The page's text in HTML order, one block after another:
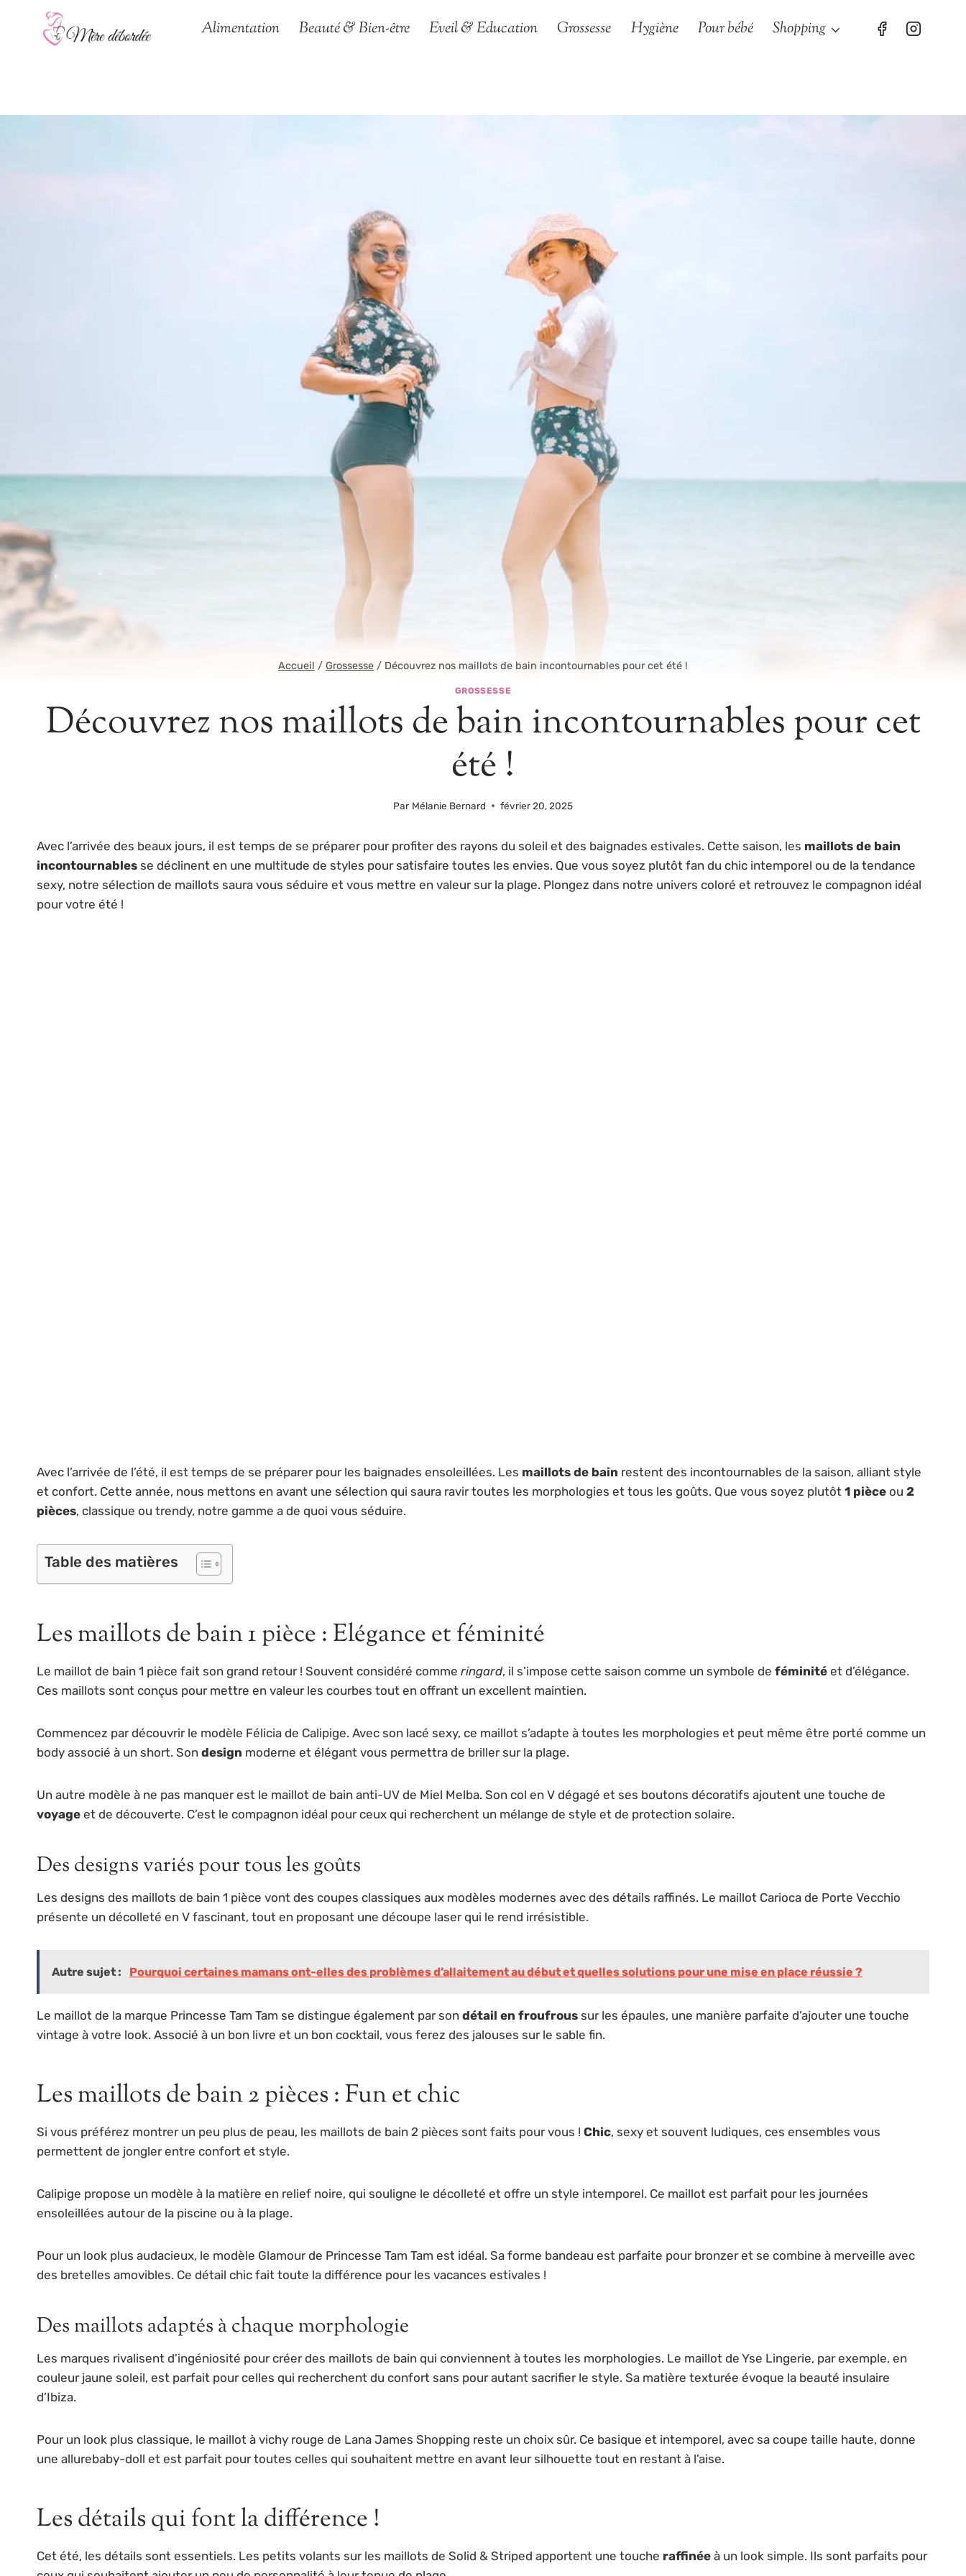
Alimentation Beauté & Bien-être Eveil & Education Grossesse Hygiène Pour bébé Shopping
Accueil / Grossesse / Découvrez nos maillots de bain incontournables pour cet été !
GROSSESSE
Découvrez nos maillots de bain incontournables pour cet
été !
Par Mélanie Bernard février 20, 2025
Avec l’arrivée des beaux jours, il est temps de se préparer pour profiter des rayons du soleil et des baignades estivales. Cette saison, les maillots de bain
incontournables se déclinent en une multitude de styles pour satisfaire toutes les envies. Que vous soyez plutôt fan du chic intemporel ou de la tendance
sexy, notre sélection de maillots saura vous séduire et vous mettre en valeur sur la plage. Plongez dans notre univers coloré et retrouvez le compagnon idéal
pour votre été !
Avec l’arrivée de l’été, il est temps de se préparer pour les baignades ensoleillées. Les maillots de bain restent des incontournables de la saison, alliant style
et confort. Cette année, nous mettons en avant une sélection qui saura ravir toutes les morphologies et tous les goûts. Que vous soyez plutôt 1 pièce ou 2
pièces, classique ou trendy, notre gamme a de quoi vous séduire.
Table des matières
Les maillots de bain 1 pièce : Elégance et féminité
Le maillot de bain 1 pièce fait son grand retour ! Souvent considéré comme ringard, il s’impose cette saison comme un symbole de féminité et d’élégance.
Ces maillots sont conçus pour mettre en valeur les courbes tout en offrant un excellent maintien.
Commencez par découvrir le modèle Félicia de Calipige. Avec son lacé sexy, ce maillot s’adapte à toutes les morphologies et peut même être porté comme un
body associé à un short. Son design moderne et élégant vous permettra de briller sur la plage.
Un autre modèle à ne pas manquer est le maillot de bain anti-UV de Miel Melba. Son col en V dégagé et ses boutons décoratifs ajoutent une touche de
voyage et de découverte. C’est le compagnon idéal pour ceux qui recherchent un mélange de style et de protection solaire.
Des designs variés pour tous les goûts
Les designs des maillots de bain 1 pièce vont des coupes classiques aux modèles modernes avec des détails raffinés. Le maillot Carioca de Porte Vecchio
présente un décolleté en V fascinant, tout en proposant une découpe laser qui le rend irrésistible.
Autre sujet : Pourquoi certaines mamans ont-elles des problèmes d’allaitement au début et quelles solutions pour une mise en place réussie ?
Le maillot de la marque Princesse Tam Tam se distingue également par son détail en froufrous sur les épaules, une manière parfaite d’ajouter une touche
vintage à votre look. Associé à un bon livre et un bon cocktail, vous ferez des jalouses sur le sable fin.
Les maillots de bain 2 pièces : Fun et chic
Si vous préférez montrer un peu plus de peau, les maillots de bain 2 pièces sont faits pour vous ! Chic, sexy et souvent ludiques, ces ensembles vous
permettent de jongler entre confort et style.
Calipige propose un modèle à la matière en relief noire, qui souligne le décolleté et offre un style intemporel. Ce maillot est parfait pour les journées
ensoleillées autour de la piscine ou à la plage.
Pour un look plus audacieux, le modèle Glamour de Princesse Tam Tam est idéal. Sa forme bandeau est parfaite pour bronzer et se combine à merveille avec
des bretelles amovibles. Ce détail chic fait toute la différence pour les vacances estivales !
Des maillots adaptés à chaque morphologie
Les marques rivalisent d’ingéniosité pour créer des maillots de bain qui conviennent à toutes les morphologies. Le maillot de Yse Lingerie, par exemple, en
couleur jaune soleil, est parfait pour celles qui recherchent du confort sans pour autant sacrifier le style. Sa matière texturée évoque la beauté insulaire
d’Ibiza.
Pour un look plus classique, le maillot à vichy rouge de Lana James Shopping reste un choix sûr. Ce basique et intemporel, avec sa coupe taille haute, donne
une allurebaby-doll et est parfait pour toutes celles qui souhaitent mettre en avant leur silhouette tout en restant à l’aise.
Les détails qui font la différence !
Cet été, les détails sont essentiels. Les petits volants sur les maillots de Solid & Striped apportent une touche raffinée à un look simple. Ils sont parfaits pour